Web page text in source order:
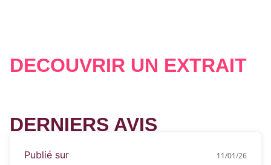
Je ne peux pas la perdre.
Elle est ma raison d’être, ma planche de
« Colton et Rylee seront à jamais le couple le
DÉCOUVRIR UN EXTRAIT
DERNIERS AVIS
Publié sur 11/01/26